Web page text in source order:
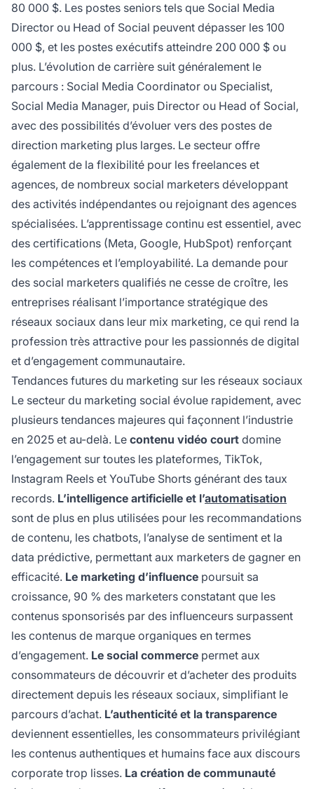
80 000 $. Les postes seniors tels que Social Media
Director ou Head of Social peuvent dépasser les 100
000 $, et les postes exécutifs atteindre 200 000 $ ou
plus. L’évolution de carrière suit généralement le
parcours : Social Media Coordinator ou Specialist,
Social Media Manager, puis Director ou Head of Social,
avec des possibilités d’évoluer vers des postes de
direction marketing plus larges. Le secteur offre
également de la flexibilité pour les freelances et
agences, de nombreux social marketers développant
des activités indépendantes ou rejoignant des agences
spécialisées. L’apprentissage continu est essentiel, avec
des certifications (Meta, Google, HubSpot) renforçant
les compétences et l’employabilité. La demande pour
des social marketers qualifiés ne cesse de croître, les
entreprises réalisant l’importance stratégique des
réseaux sociaux dans leur mix marketing, ce qui rend la
profession très attractive pour les passionnés de digital
et d’engagement communautaire.
Tendances futures du marketing sur les réseaux sociaux
Le secteur du marketing social évolue rapidement, avec
plusieurs tendances majeures qui façonnent l’industrie
en 2025 et au-delà. Le contenu vidéo court domine
l’engagement sur toutes les plateformes, TikTok,
Instagram Reels et YouTube Shorts générant des taux
records. L’intelligence artificielle et l’automatisation
sont de plus en plus utilisées pour les recommandations
de contenu, les chatbots, l’analyse de sentiment et la
data prédictive, permettant aux marketers de gagner en
efficacité. Le marketing d’influence poursuit sa
croissance, 90 % des marketers constatant que les
contenus sponsorisés par des influenceurs surpassent
les contenus de marque organiques en termes
d’engagement. Le social commerce permet aux
consommateurs de découvrir et d’acheter des produits
directement depuis les réseaux sociaux, simplifiant le
parcours d’achat. L’authenticité et la transparence
deviennent essentielles, les consommateurs privilégiant
les contenus authentiques et humains face aux discours
corporate trop lisses. La création de communauté